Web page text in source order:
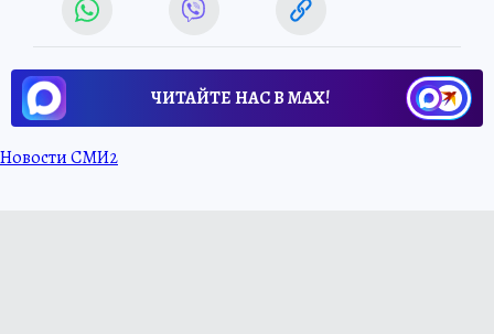
ЧИТАЙТЕ НАС В МАХ!
Новости СМИ2